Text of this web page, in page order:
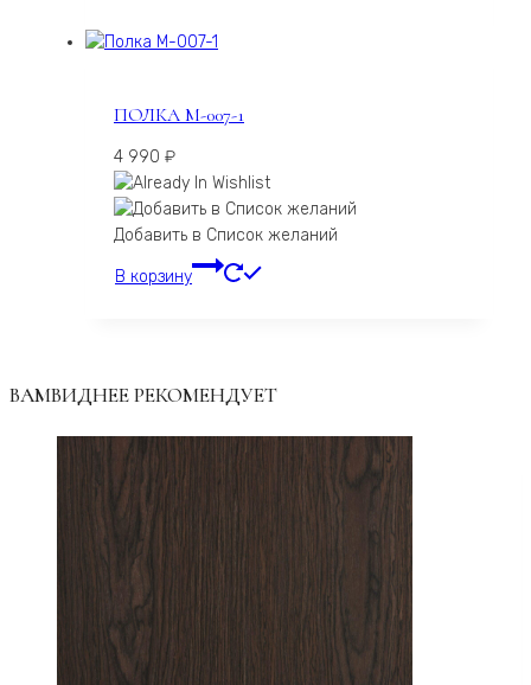
ПОЛКА М-007-1
4 990 ₽
Добавить в Список желаний
В корзину
ВАМВИДНЕЕ РЕКОМЕНДУЕТ